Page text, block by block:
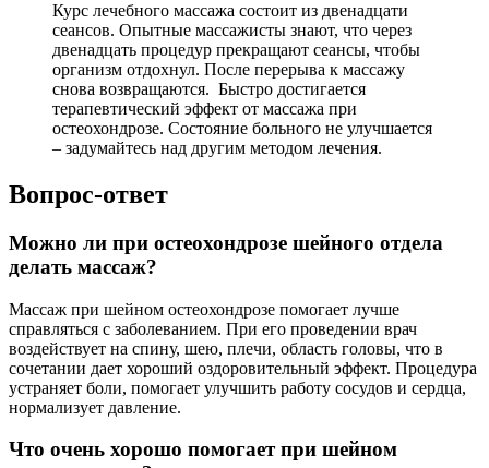
Курс лечебного массажа состоит из двенадцати
сеансов. Опытные массажисты знают, что через
двенадцать процедур прекращают сеансы, чтобы
организм отдохнул. После перерыва к массажу
снова возвращаются. Быстро достигается
терапевтический эффект от массажа при
остеохондрозе. Состояние больного не улучшается
– задумайтесь над другим методом лечения.
Вопрос-ответ
Можно ли при остеохондрозе шейного отдела
делать массаж?
Массаж при шейном остеохондрозе помогает лучше
справляться с заболеванием. При его проведении врач
воздействует на спину, шею, плечи, область головы, что в
сочетании дает хороший оздоровительный эффект. Процедура
устраняет боли, помогает улучшить работу сосудов и сердца,
нормализует давление.
Что очень хорошо помогает при шейном